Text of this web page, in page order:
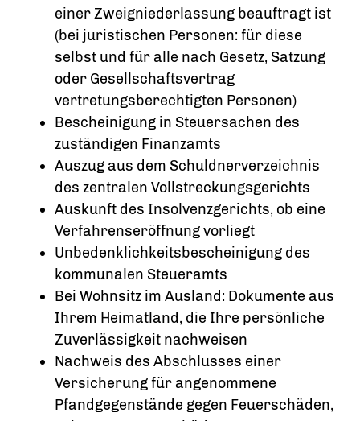
einer Zweigniederlassung beauftragt ist
(bei juristischen Personen: für diese
selbst und für alle nach Gesetz, Satzung
oder Gesellschaftsvertrag
vertretungsberechtigten Personen)
Bescheinigung in Steuersachen des
zuständigen Finanzamts
Auszug aus dem Schuldnerverzeichnis
des zentralen Vollstreckungsgerichts
Auskunft des Insolvenzgerichts, ob eine
Verfahrenseröffnung vorliegt
Unbedenklichkeitsbescheinigung des
kommunalen Steueramts
Bei Wohnsitz im Ausland: Dokumente aus
Ihrem Heimatland, die Ihre persönliche
Zuverlässigkeit nachweisen
Nachweis des Abschlusses einer
Versicherung für angenommene
Pfandgegenstände gegen Feuerschäden,